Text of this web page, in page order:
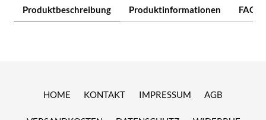
Produktbeschreibung Produktinformationen FAQ
HOME KONTAKT IMPRESSUM AGB